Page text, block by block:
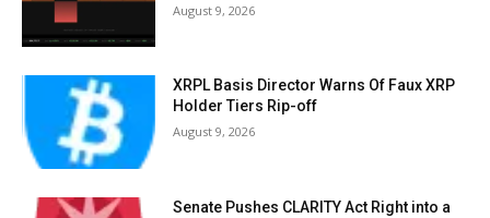
August 9, 2026
XRPL Basis Director Warns Of Faux XRP
Holder Tiers Rip-off
August 9, 2026
Senate Pushes CLARITY Act Right into a